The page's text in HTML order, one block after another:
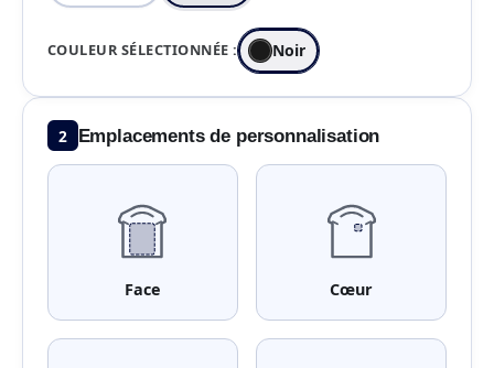
COULEUR SÉLECTIONNÉE : Noir
2 Emplacements de personnalisation
Face Cœur